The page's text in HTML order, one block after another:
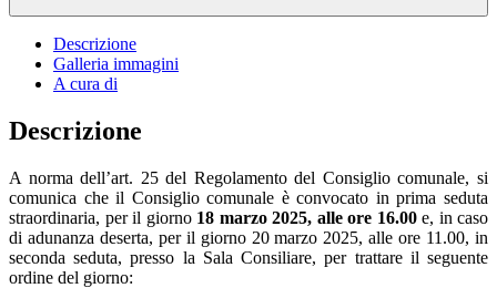
Descrizione
Galleria immagini
A cura di
Descrizione
A norma dell’art. 25 del Regolamento del Consiglio comunale, si
comunica che il Consiglio comunale è convocato in prima seduta
straordinaria, per il giorno 18 marzo 2025, alle ore 16.00e, in caso
di adunanza deserta, per il giorno 20 marzo 2025, alle ore 11.00, in
seconda seduta, presso la Sala Consiliare, per trattare il seguente
ordine del giorno: